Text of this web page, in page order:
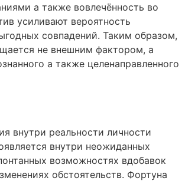
а также вовлечённость во
усиливают вероятность
совпадений. Таким образом,
не внешним фактором, а
а также целенаправленного
внутри реальности личности
внутри неожиданных
возможностях вдобавок
обстоятельств. Фортуна